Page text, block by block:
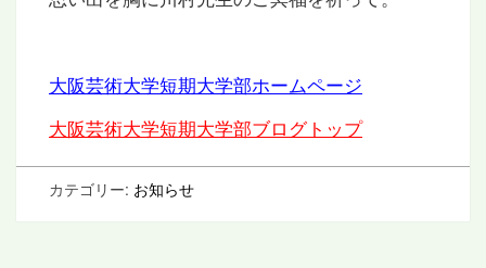
大阪芸術大学短期大学部ホームページ
大阪芸術大学短期大学部ブログトップ
カテゴリー: お知らせ